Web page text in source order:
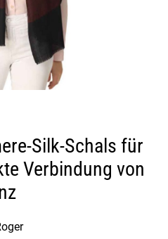
Silk-Schals für
Verbindung von